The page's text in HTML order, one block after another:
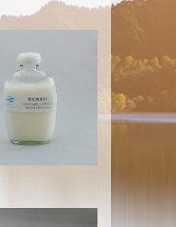
子聚电解质，水溶性好，
，无毒无味。性质稳定，
抗氯降解作用。此外，还
剪切等特性。